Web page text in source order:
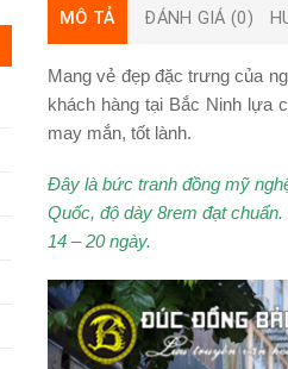
MÔ TẢ ĐÁNH GIÁ (0)
Mang vẻ đẹp đặc trưng của
khách hàng tại Bắc Ninh lựa
may mắn, tốt lành.
Đây là bức tranh đồng mỹ
Quốc, độ dày 8rem đạt
14 – 20 ngày.